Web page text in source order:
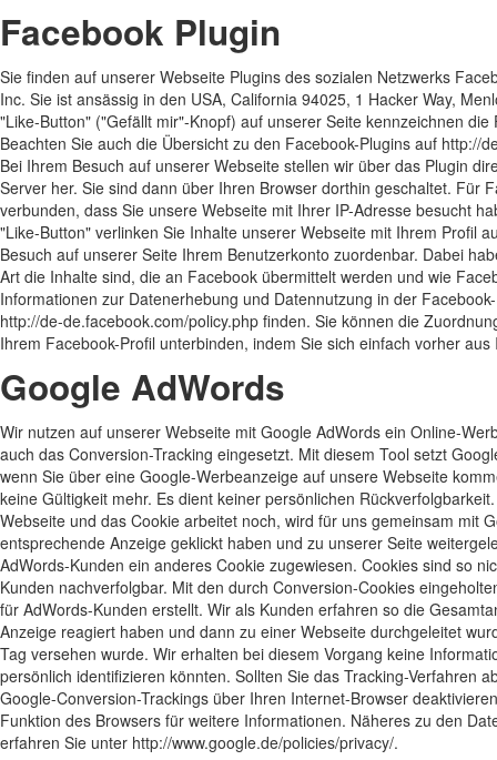
Facebook Plugin
Sie finden auf unserer Webseite Plugins des sozialen Netzwerks
Inc. Sie ist ansässig in den USA, California 94025, 1 Hacker Way,
"Like-Button" ("Gefällt mir"-Knopf) auf unserer Seite kennzeichnen
Beachten Sie auch die Übersicht zu den Facebook-Plugins auf http://
Bei Ihrem Besuch auf unserer Webseite stellen wir über das Plugin
Server her. Sie sind dann über Ihren Browser dorthin geschaltet. Für
verbunden, dass Sie unsere Webseite mit Ihrer IP-Adresse besucht
"Like-Button" verlinken Sie Inhalte unserer Webseite mit Ihrem Profil
Besuch auf unserer Seite Ihrem Benutzerkonto zuordenbar. Dabei
Art die Inhalte sind, die an Facebook übermittelt werden und wie
Informationen zur Datenerhebung und Datennutzung in der
http://de-de.facebook.com/policy.php finden. Sie können die
Ihrem Facebook-Profil unterbinden, indem Sie sich einfach vorher
Google AdWords
Wir nutzen auf unserer Webseite mit Google AdWords ein Online-
auch das Conversion-Tracking eingesetzt. Mit diesem Tool setzt
wenn Sie über eine Google-Werbeanzeige auf unsere Webseite
keine Gültigkeit mehr. Es dient keiner persönlichen
Webseite und das Cookie arbeitet noch, wird für uns gemeinsam mit
entsprechende Anzeige geklickt haben und zu unserer Seite
AdWords-Kunden ein anderes Cookie zugewiesen. Cookies sind so
Kunden nachverfolgbar. Mit den durch Conversion-Cookies
für AdWords-Kunden erstellt. Wir als Kunden erfahren so die
Anzeige reagiert haben und dann zu einer Webseite durchgeleitet
Tag versehen wurde. Wir erhalten bei diesem Vorgang keine
persönlich identifizieren könnten. Sollten Sie das Tracking-Verfahren
Google-Conversion-Trackings über Ihren Internet-Browser
Funktion des Browsers für weitere Informationen. Näheres zu den
erfahren Sie unter http://www.google.de/policies/privacy/.